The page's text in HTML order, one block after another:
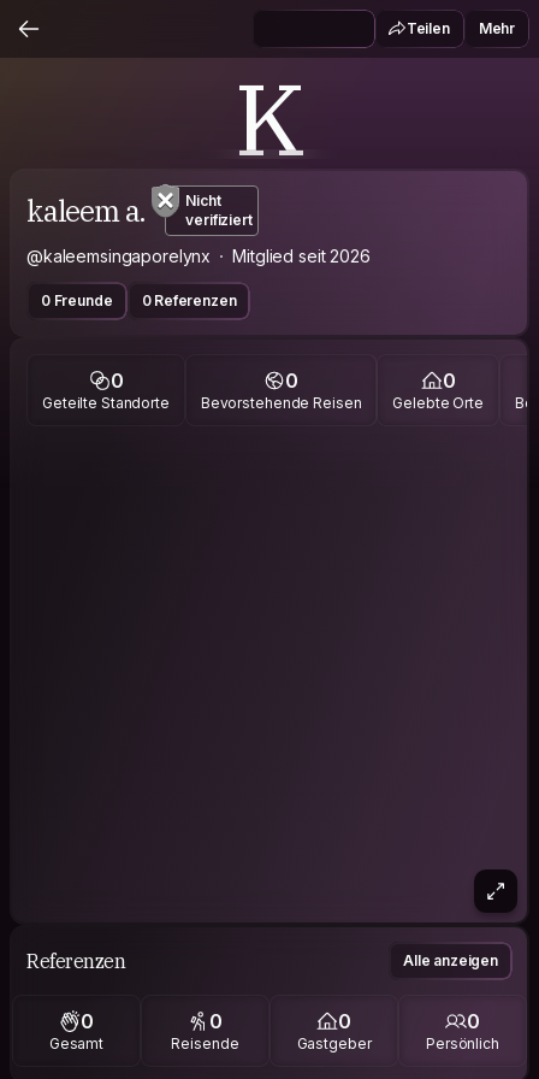
Teilen Mehr
K
kaleem a.
Nicht
verifiziert
@kaleemsingaporelynx Mitglied seit 2026
0 Freunde 0 Referenzen
0
Geteilte Standorte
0
Bevorstehende Reisen
0
Gelebte Orte
Referenzen Alle anzeigen
0
Gesamt
0
Reisende
0
Gastgeber
0
Persönlich